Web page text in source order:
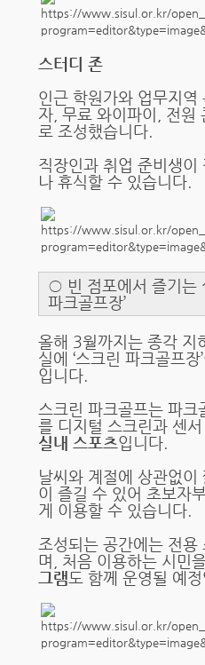
스터디 존
인근 학원가와 업무지역
자, 무료 와이파이, 전원
로 조성했습니다.
직장인과 취업 준비생이
나 휴식할 수 있습니다.
○ 빈 점포에서 즐기는
파크골프장’
올해 3월까지는 종각 지
실에 ‘스크린 파크골프
입니다.
스크린 파크골프는 파크
를 디지털 스크린과 센
실내 스포츠입니다.
날씨와 계절에 상관없이
이 즐길 수 있어 초보자
게 이용할 수 있습니다.
조성되는 공간에는 전용
며, 처음 이용하는 시민
그램도 함께 운영될 예정